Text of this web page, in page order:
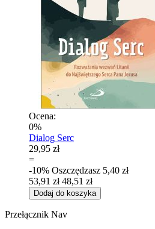
Ocena:
0%
Dialog Serc
29,95 zł
=
-10% Oszczędzasz 5,40 zł
53,91 zł 48,51 zł
Dodaj do koszyka
Przełącznik Nav